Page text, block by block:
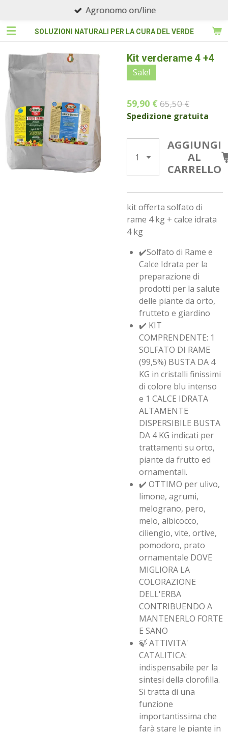
contenutoSOLUZIONI NATURALI PER LA CURA DEL VERDE
Agronomo on/line
Kit verderame 4 +4
Sale!
59,90 € 65,50 €
Spedizione gratuita
AGGIUNGI
AL
CARRELLO
kit offerta solfato di
rame 4 kg + calce idrata
4 kg
✔️Solfato di Rame e
Calce Idrata per la
preparazione di
prodotti per la salute
delle piante da orto,
frutteto e giardino
✔️ KIT
COMPRENDENTE: 1
SOLFATO DI RAME
(99,5%) BUSTA DA 4
KG in cristalli finissimi
di colore blu intenso
e 1 CALCE IDRATA
ALTAMENTE
DISPERSIBILE BUSTA
DA 4 KG indicati per
trattamenti su orto,
piante da frutto ed
ornamentali.
✔️ OTTIMO per ulivo,
limone, agrumi,
melograno, pero,
melo, albicocco,
ciliengio, vite, ortive,
pomodoro, prato
ornamentale DOVE
MIGLIORA LA
COLORAZIONE
DELL'ERBA
CONTRIBUENDO A
MANTENERLO FORTE
E SANO
🍃 ATTIVITA'
CATALITICA:
indispensabile per la
sintesi della clorofilla.
Si tratta di una
funzione
importantissima che
farà stare le piante in